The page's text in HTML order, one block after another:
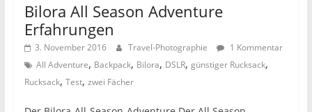
Bilora All Season Adventure
Erfahrungen
3. November 2016 Travel-Photographie
1 Kommentar
All Adventure, Backpack, Bilora, DSLR, günstiger Rucksack,
Rucksack, Test, zwei Fächer